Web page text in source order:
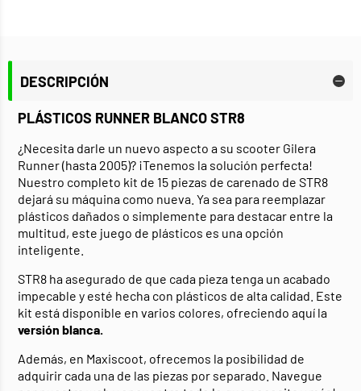
DESCRIPCIÓN
PLÁSTICOS RUNNER BLANCO STR8
¿Necesita darle un nuevo aspecto a su scooter Gilera
Runner (hasta 2005)? ¡Tenemos la solución perfecta!
Nuestro completo kit de 15 piezas de carenado de STR8
dejará su máquina como nueva. Ya sea para reemplazar
plásticos dañados o simplemente para destacar entre la
multitud, este juego de plásticos es una opción
inteligente.
STR8 ha asegurado de que cada pieza tenga un acabado
impecable y esté hecha con plásticos de alta calidad. Este
kit está disponible en varios colores, ofreciendo aquí la
versión blanca.
Además, en Maxiscoot, ofrecemos la posibilidad de
adquirir cada una de las piezas por separado. Navegue